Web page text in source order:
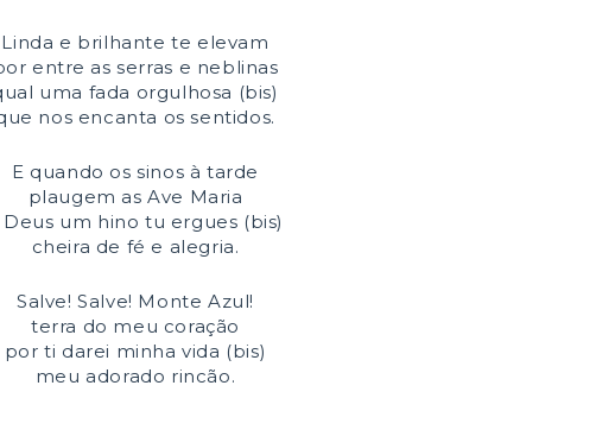
Linda e brilhante te elevam
entre as serras e neblinas
uma fada orgulhosa (bis)
nos encanta os sentidos.
E quando os sinos à tarde
plaugem as Ave Maria
Deus um hino tu ergues (bis)
cheira de fé e alegria.
Salve! Salve! Monte Azul!
terra do meu coração
por ti darei minha vida (bis)
meu adorado rincão.